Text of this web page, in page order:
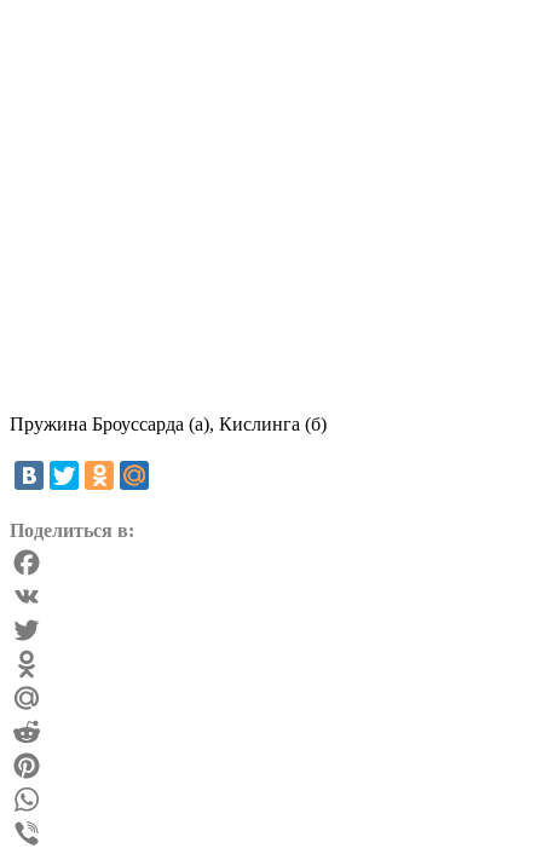
Пружина Броуссарда (а), Кислинга (б)
Поделиться в:
Facebook
VK
Twitter
Odnoklassniki
Mail.Ru
Reddit
Pinterest
WhatsApp